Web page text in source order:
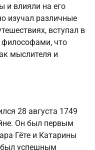
и влияли на его
изучал различные
вступал в
философами, что
мыслителя и
28 августа 1749
Он был первым
Гёте и Катарины
был успешным